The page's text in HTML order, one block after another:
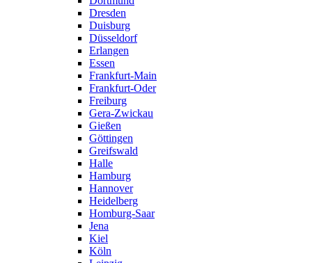
Dresden
Duisburg
Düsseldorf
Erlangen
Essen
Frankfurt-Main
Frankfurt-Oder
Freiburg
Gera-Zwickau
Gießen
Göttingen
Greifswald
Halle
Hamburg
Hannover
Heidelberg
Homburg-Saar
Jena
Kiel
Köln